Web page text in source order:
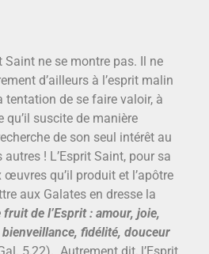
Saint ne se montre pas. Il ne
d’ailleurs à l’esprit malin
tentation de se faire valoir, à
suscite de manière
de son seul intérêt au
! L’Esprit Saint, pour sa
qu’il produit et l’apôtre
aux Galates en dresse la
de l’Esprit : amour, joie,
fidélité, douceur